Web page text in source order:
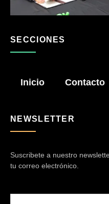
SECCIONES
Inicio Contacto
NEWSLETTER
Suscribete a nuestro
tu correo electrónico.